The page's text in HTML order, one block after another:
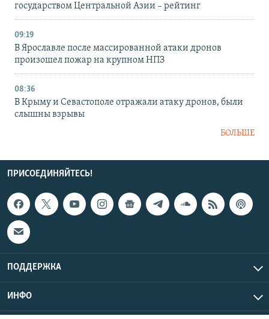
государством Центральной Азии – рейтинг
09:19
В Ярославле после массированной атаки дронов
произошел пожар на крупном НПЗ
08:36
В Крыму и Севастополе отражали атаку дронов, были
слышны взрывы
БОЛЬШЕ
ПРИСОЕДИНЯЙТЕСЬ!
ПОДДЕРЖКА
ИНФО